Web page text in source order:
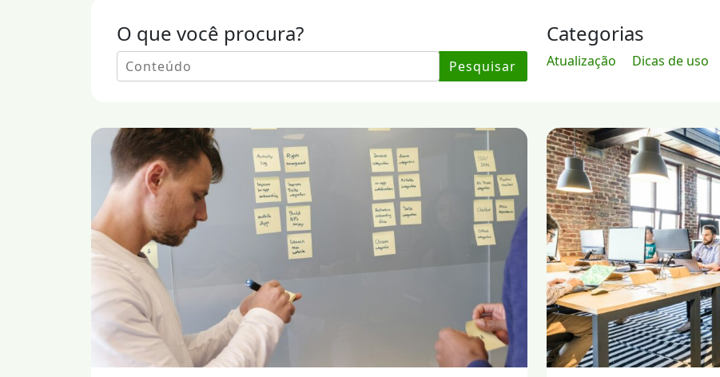
O que você procura?
Pesquisar
Categorias
Atualização Dicas de uso